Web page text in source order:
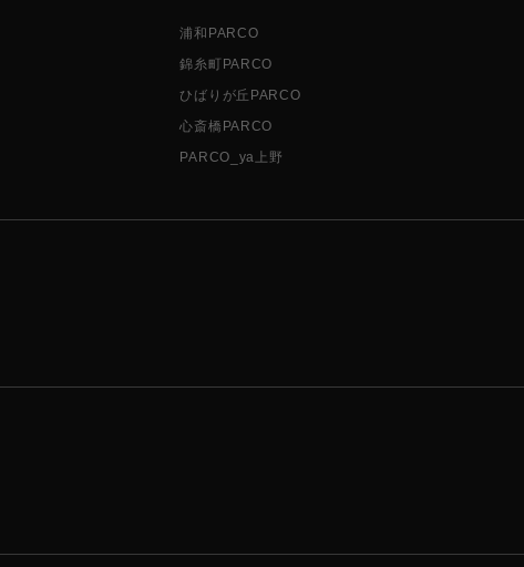
浦和PARCO
錦糸町PARCO
ひばりが丘PARCO
心斎橋PARCO
PARCO_ya上野